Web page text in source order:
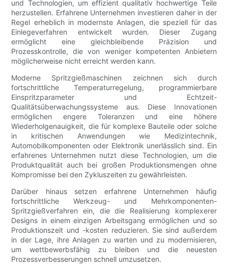
und Technologien, um effizient qualitativ hochwertige Teile
herzustellen. Erfahrene Unternehmen investieren daher in der
Regel erheblich in modernste Anlagen, die speziell für das
Einlegeverfahren entwickelt wurden. Dieser Zugang
ermöglicht eine gleichbleibende Präzision und
Prozesskontrolle, die von weniger kompetenten Anbietern
möglicherweise nicht erreicht werden kann.
Moderne Spritzgießmaschinen zeichnen sich durch
fortschrittliche Temperaturregelung, programmierbare
Einspritzparameter und Echtzeit-
Qualitätsüberwachungssysteme aus. Diese Innovationen
ermöglichen engere Toleranzen und eine höhere
Wiederholgenauigkeit, die für komplexe Bauteile oder solche
in kritischen Anwendungen wie Medizintechnik,
Automobilkomponenten oder Elektronik unerlässlich sind. Ein
erfahrenes Unternehmen nutzt diese Technologien, um die
Produktqualität auch bei großen Produktionsmengen ohne
Kompromisse bei den Zykluszeiten zu gewährleisten.
Darüber hinaus setzen erfahrene Unternehmen häufig
fortschrittliche Werkzeug- und Mehrkomponenten-
Spritzgießverfahren ein, die die Realisierung komplexerer
Designs in einem einzigen Arbeitsgang ermöglichen und so
Produktionszeit und -kosten reduzieren. Sie sind außerdem
in der Lage, ihre Anlagen zu warten und zu modernisieren,
um wettbewerbsfähig zu bleiben und die neuesten
Prozessverbesserungen schnell umzusetzen.